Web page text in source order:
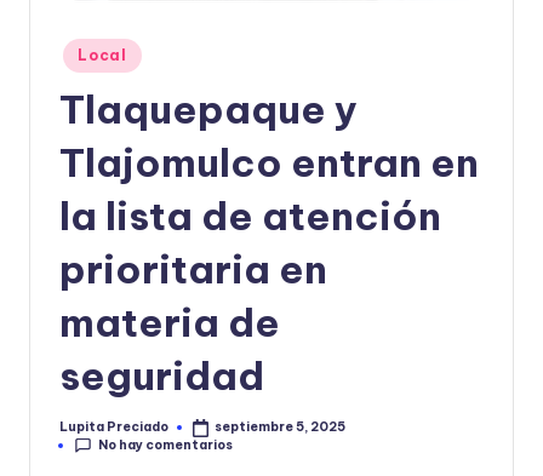
m
Publicado
en
Local
Tlaquepaque y
Tlajomulco entran en
la lista de atención
prioritaria en
materia de
seguridad
Publicado
por
Lupita Preciado
septiembre 5, 2025
No hay comentarios